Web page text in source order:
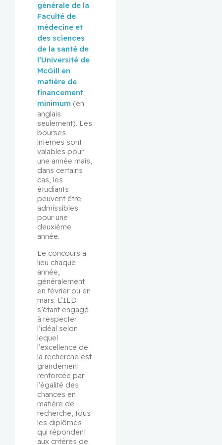
générale de la
Faculté de
médecine et
des sciences
de la santé de
l’Université de
McGill en
matière de
financement
minimum (en
anglais
seulement). Les
bourses
internes sont
valables pour
une année mais,
dans certains
cas, les
étudiants
peuvent être
admissibles
pour une
deuxième
année.
Le concours a
lieu chaque
année,
généralement
en février ou en
mars. L’ILD
s’étant engagé
à respecter
l’idéal selon
lequel
l’excellence de
la recherche est
grandement
renforcée par
l’égalité des
chances en
matière de
recherche, tous
les diplômés
qui répondent
aux critères de